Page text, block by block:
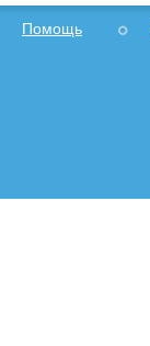
Помощь